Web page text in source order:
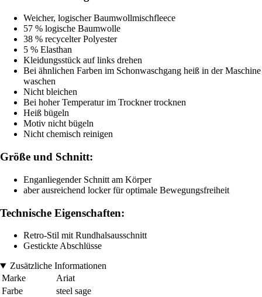
Weicher, logischer Baumwollmischfleece
57 % logische Baumwolle
38 % recycelter Polyester
5 % Elasthan
Kleidungsstück auf links drehen
Bei ähnlichen Farben im Schonwaschgang heiß in der Maschine
waschen
Nicht bleichen
Bei hoher Temperatur im Trockner trocknen
Heiß bügeln
Motiv nicht bügeln
Nicht chemisch reinigen
Größe und Schnitt:
Enganliegender Schnitt am Körper
aber ausreichend locker für optimale Bewegungsfreiheit
Technische Eigenschaften:
Retro-Stil mit Rundhalsausschnitt
Gestickte Abschlüsse
Zusätzliche Informationen
Marke
Ariat
Farbe
steel sage